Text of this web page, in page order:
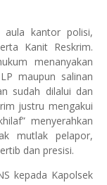
aula kantor polisi,
Kanit Reskrim.
menanyakan
maupun salinan
sudah dilalui dan
justru mengakui
menyerahkan
mutlak pelapor,
dan presisi.
kepada Kapolsek